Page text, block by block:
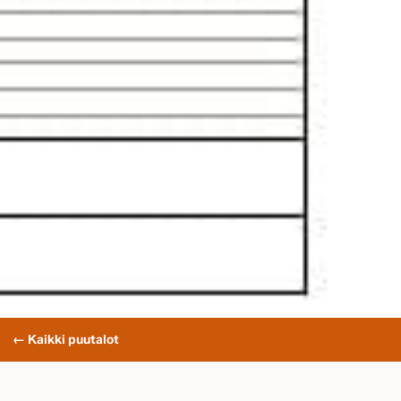
← Kaikki puutalot